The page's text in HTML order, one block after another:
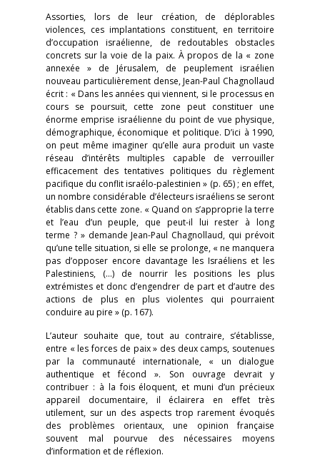
Assorties, lors de leur création, de déplorables
violences, ces implantations constituent, en territoire
d’occupation israélienne, de redoutables obstacles
concrets sur la voie de la paix. À propos de la « zone
annexée » de Jérusalem, de peuplement israélien
nouveau particulièrement dense, Jean-Paul Chagnollaud
écrit : « Dans les années qui viennent, si le processus en
cours se poursuit, cette zone peut constituer une
énorme emprise israélienne du point de vue physique,
démographique, économique et politique. D’ici à 1990,
on peut même imaginer qu’elle aura produit un vaste
réseau d’intérêts multiples capable de verrouiller
efficacement des tentatives politiques du règlement
pacifique du conflit israélo-palestinien » (p. 65) ; en effet,
un nombre considérable d’électeurs israéliens se seront
établis dans cette zone. « Quand on s’approprie la terre
et l’eau d’un peuple, que peut-il lui rester à long
terme ? » demande Jean-Paul Chagnollaud, qui prévoit
qu’une telle situation, si elle se prolonge, « ne manquera
pas d’opposer encore davantage les Israéliens et les
Palestiniens, (…) de nourrir les positions les plus
extrémistes et donc d’engendrer de part et d’autre des
actions de plus en plus violentes qui pourraient
conduire au pire » (p. 167).
L’auteur souhaite que, tout au contraire, s’établisse,
entre « les forces de paix » des deux camps, soutenues
par la communauté internationale, « un dialogue
authentique et fécond ». Son ouvrage devrait y
contribuer : à la fois éloquent, et muni d’un précieux
appareil documentaire, il éclairera en effet très
utilement, sur un des aspects trop rarement évoqués
des problèmes orientaux, une opinion française
souvent mal pourvue des nécessaires moyens
d’information et de réflexion.